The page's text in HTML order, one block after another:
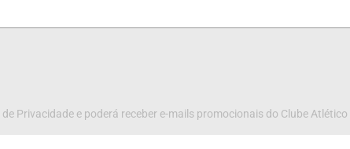
Privacidade e poderá receber e-mails promocionais do Clube Atlético